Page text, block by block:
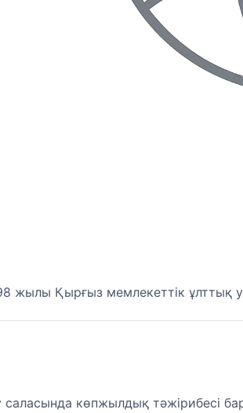
Қырғыз мемлекеттік ұлттық
көпжылдық тәжірибесі